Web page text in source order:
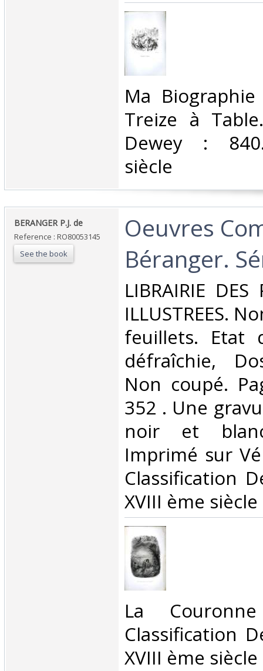
‎Ma
Treize à
Dewey :
siècle‎
‎BERANGER P.J. de‎
Reference : RO80053145
See the book
‎Oeuvres
Béranger.
‎LIBRAIRIE DES
ILLUSTREES.
feuillets. Etat
défraîchie,
Non coupé.
352 . Une
noir et
Imprimé sur
Classification
XVIII ème siècle‎
‎La
Classification
XVIII ème siècle‎